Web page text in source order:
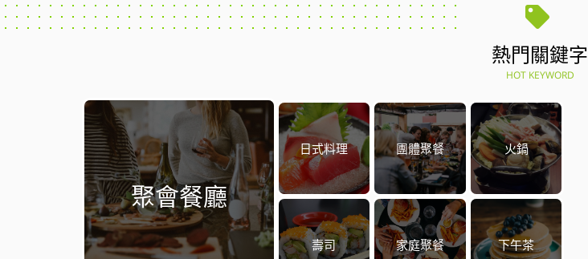
熱門關鍵字
HOT KEYWORD
聚會餐廳
日式料理 團體聚餐 火鍋
壽司 家庭聚餐 下午茶